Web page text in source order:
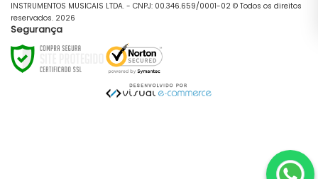
INSTRUMENTOS MUSICAIS LTDA. - CNPJ: 00.346.659/0001-02 © Todos os direitos
reservados. 2026
Segurança